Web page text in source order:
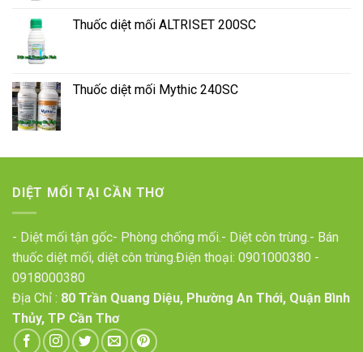
Thuốc diệt mối ALTRISET 200SC
Thuốc diệt mối Mythic 240SC
DIỆT MỐI TẠI CẦN THƠ
- Diệt mối tận gốc- Phòng chống mối.- Diệt côn trùng.- Bán
thuốc diệt mối, diệt côn trùng.Điện thoại: 0901000380 -
0918000380
Địa Chỉ : 80 Trần Quang Diệu, Phường An Thới, Quận Bình
Thủy, TP Cần Thơ